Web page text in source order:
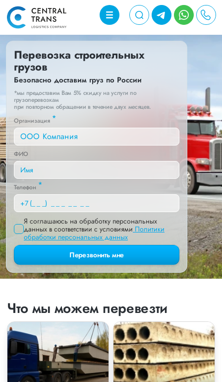
Перевозка строительных
грузов
Безопасно доставим груз по России
*мы предоставим Вам 5% скидку на услуги по
грузоперевозкам
при повторном обращении в течение двух месяцев.
Организация *
ФИО
Телефон *
Я соглашаюсь на обработку персональных
данных в соответствии с условиями Политики
обработки персональных данных
Перезвонить мне
Что мы можем перевезти